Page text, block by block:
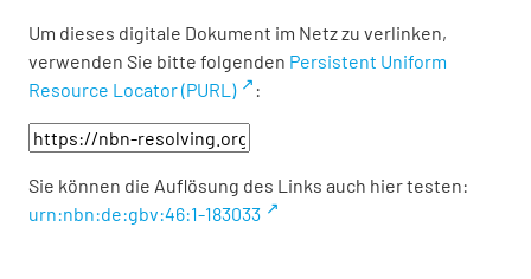
Um dieses digitale Dokument im Netz zu verlinken,
verwenden Sie bitte folgenden Persistent Uniform
Resource Locator (PURL)
:
Sie können die Auflösung des Links auch hier testen:
urn:nbn:de:gbv:46:1-183033